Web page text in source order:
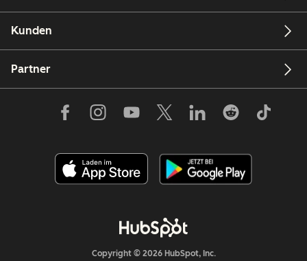
Kunden
Partner
Copyright © 2026 HubSpot, Inc.